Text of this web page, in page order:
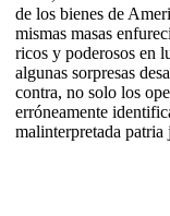
de los bienes de
mismas masas
ricos y poderosos en
algunas sorpresas
contra, no solo los
erróneamente
malinterpretada patria